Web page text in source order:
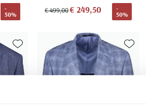
-
50%
€ 499,00€ 249,50
-
50%
Toevoegen aan favorieten